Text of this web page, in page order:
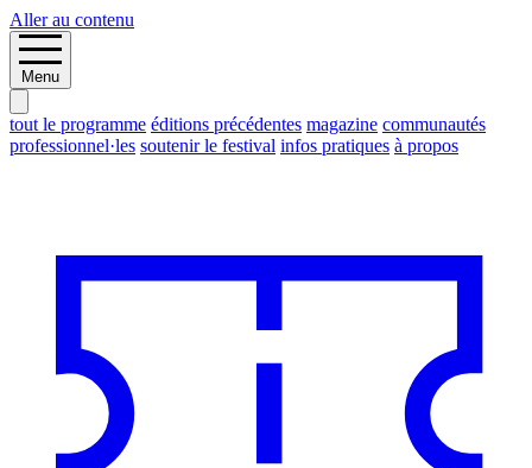
Aller au contenu
Menu
tout le programme éditions précédentes magazine communautés
professionnel·les soutenir le festival infos pratiques à propos